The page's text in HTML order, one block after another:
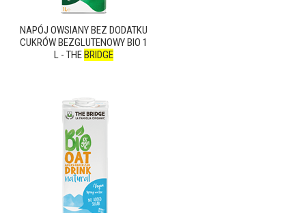
NAPÓJ OWSIANY BEZ DODATKU
CUKRÓW BEZGLUTENOWY BIO 1
L - THEBRIDGE